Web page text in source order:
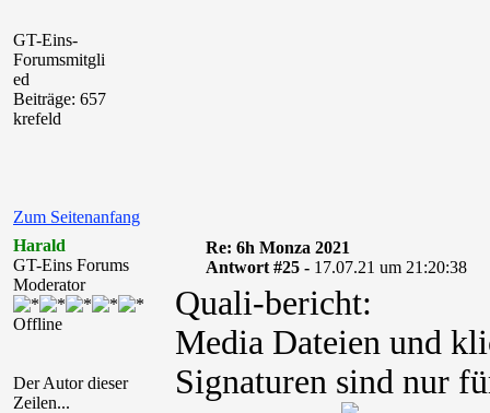
GT-Eins-
Forumsmitgli
ed
Beiträge: 657
krefeld
Zum Seitenanfang
Harald
GT-Eins Forums
Moderator
Offline
Der Autor dieser
Zeilen...
Re: 6h Monza 2021
Antwort #25 - 17.07.21 um 21:20:38
Quali-bericht:
Media Dateien und
Signaturen sind nur